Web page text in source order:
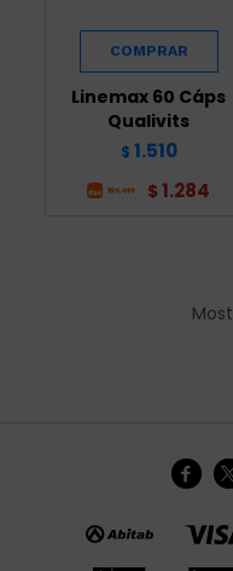
Linemax 60 Cáps
Qualivits
$ 1.510
$ 1.284
